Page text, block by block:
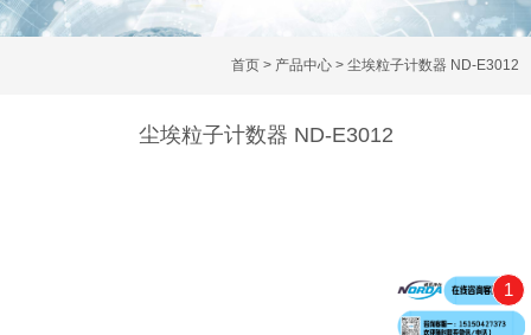
首页 > 产品中心 > 尘埃粒子计数器 ND-E3012
尘埃粒子计数器 ND-E3012
1